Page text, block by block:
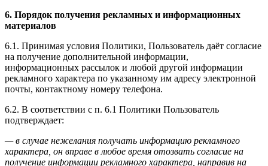
6. Порядок получения рекламных и информационных
материалов
6.1. Принимая условия Политики, Пользователь даёт согласие
на получение дополнительной информации,
информационных рассылок и любой другой информации
рекламного характера по указанному им адресу электронной
почты, контактному номеру телефона.
6.2. В соответствии с п. 6.1 Политики Пользователь
подтверждает:
— в случае нежелания получать информацию рекламного
характера, он вправе в любое время отозвать согласие на
получение информации рекламного характера, направив на